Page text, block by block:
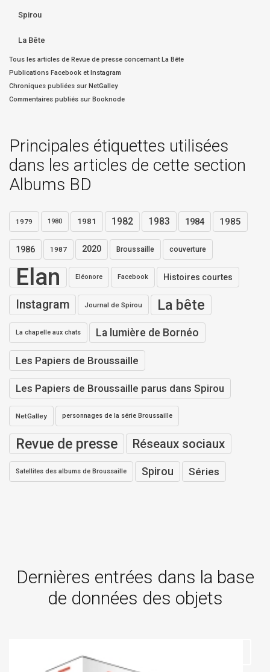
Spirou
La Bête
Tous les articles de Revue de presse concernant La Bête
Publications Facebook et Instagram
Chroniques publiées sur NetGalley
Commentaires publiés sur Booknode
Principales étiquettes utilisées
dans les articles de cette section
Albums BD
1979 1980 1981 1982 1983 1984 1985
1986 1987 2020 Broussaille couverture
Elan Eléonore Facebook Histoires courtes
Instagram Journal de Spirou La bête
La chapelle aux chats La lumière de Bornéo
Les Papiers de Broussaille
Les Papiers de Broussaille parus dans Spirou
NetGalley personnages de la série Broussaille
Revue de presse Réseaux sociaux
Satellites des albums de Broussaille Spirou Séries
Dernières entrées dans la base
de données des objets